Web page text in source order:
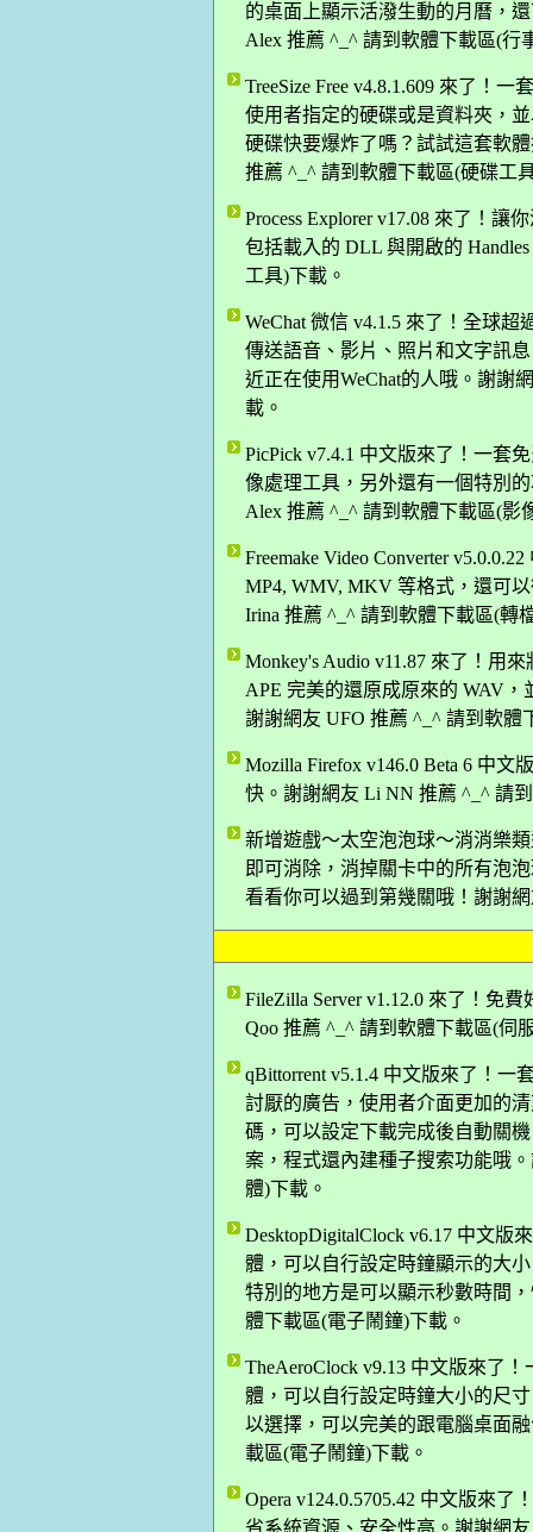
的桌面上顯示活潑生動的月曆，
Alex 推薦 ^_^ 請到軟體下載區(行
TreeSize Free v4.8.1.609 來了！
使用者指定的硬碟或是資料夾，
硬碟快要爆炸了嗎？試試這套軟
推薦 ^_^ 請到軟體下載區(硬碟工
Process Explorer v17.08 來了！讓
包括載入的 DLL 與開啟的
工具)下載。
WeChat 微信 v4.1.5 來了！全球
傳送語音、影片、照片和文字訊
近正在使用WeChat的人哦。謝謝
載。
PicPick v7.4.1 中文版來了！一套
像處理工具，另外還有一個特別
Alex 推薦 ^_^ 請到軟體下載區(影
Freemake Video Converter
MP4, WMV, MKV 等格式，還可
Irina 推薦 ^_^ 請到軟體下載區(轉
Monkey's Audio v11.87 來了！用
APE 完美的還原成原來的 WAV，
謝謝網友 UFO 推薦 ^_^ 請到軟體
Mozilla Firefox v146.0 Beta 6 中
快。謝謝網友 Li NN 推薦 ^_^ 請
新增遊戲～太空泡泡球～消消樂
即可消除，消掉關卡中的所有泡
看看你可以過到第幾關哦！謝謝
FileZilla Server v1.12.0 來了！免
Qoo 推薦 ^_^ 請到軟體下載區(伺
qBittorrent v5.1.4 中文版來了！一
討厭的廣告，使用者介面更加的
碼，可以設定下載完成後自動關
案，程式還內建種子搜索功能哦
體)下載。
DesktopDigitalClock v6.17 中文版
體，可以自行設定時鐘顯示的大
特別的地方是可以顯示秒數時間
體下載區(電子鬧鐘)下載。
TheAeroClock v9.13 中文版來了
體，可以自行設定時鐘大小的尺
以選擇，可以完美的跟電腦桌面
載區(電子鬧鐘)下載。
Opera v124.0.5705.42 中文版來
省系統資源、安全性高。謝謝網